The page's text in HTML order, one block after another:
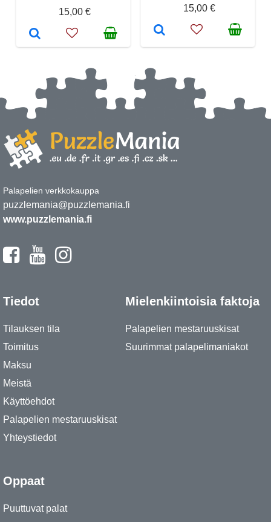
15,00 €
15,00 €
Palapelien verkkokauppa
puzzlemania@puzzlemania.fi
www.puzzlemania.fi
Tiedot
Tilauksen tila
Toimitus
Maksu
Meistä
Käyttöehdot
Palapelien mestaruuskisat
Yhteystiedot
Mielenkiintoisia faktoja
Palapelien mestaruuskisat
Suurimmat palapelimaniakot
Oppaat
Puuttuvat palat